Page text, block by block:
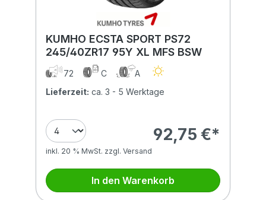
KUMHO ECSTA SPORT PS72
245/40ZR17 95Y XL MFS BSW
72 C
A
Lieferzeit: ca. 3 - 5 Werktage
92,75 €*
inkl. 20 % MwSt. zzgl. Versand
In den Warenkorb